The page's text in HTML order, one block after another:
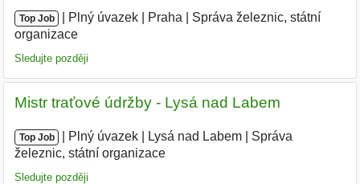
Top Job Plný úvazek Praha
Správa železnic, státní
organizace
Sledujte později
Mistr traťové údržby - Lysá nad Labem
Top Job Plný úvazek Lysá nad Labem
Správa
železnic, státní organizace
Sledujte později